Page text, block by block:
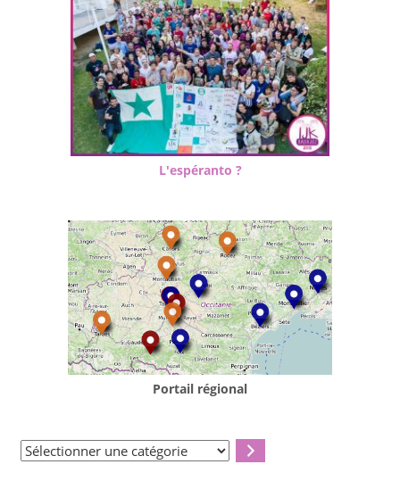
L'espéranto ?
Portail régional
Sélectionner